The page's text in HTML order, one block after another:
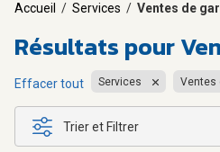
Accueil / Services / Ventes de
Résultats pour
Effacer tout Services Ventes
Trier et Filtrer